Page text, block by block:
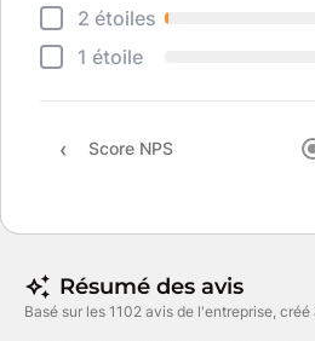
2 étoiles
1 étoile
Score NPS
Résumé des avis
Basé sur les 1102 avis de l'entreprise,